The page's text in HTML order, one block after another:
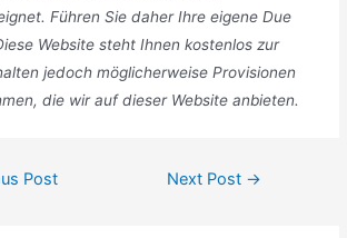
Führen Sie daher Ihre eigene Due
Website steht Ihnen kostenlos zur
jedoch möglicherweise Provisionen
die wir auf dieser Website anbieten.
Post Next Post →